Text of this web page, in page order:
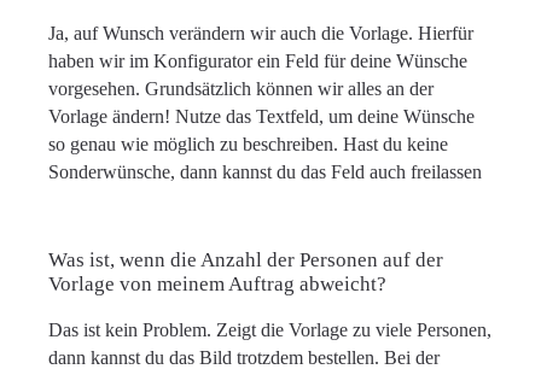
Ja, auf Wunsch verändern wir auch die Vorlage. Hierfür
haben wir im Konfigurator ein Feld für deine Wünsche
vorgesehen. Grundsätzlich können wir alles an der
Vorlage ändern! Nutze das Textfeld, um deine Wünsche
so genau wie möglich zu beschreiben. Hast du keine
Sonderwünsche, dann kannst du das Feld auch freilassen
Was ist, wenn die Anzahl der Personen auf der
Vorlage von meinem Auftrag abweicht?
Das ist kein Problem. Zeigt die Vorlage zu viele Personen,
dann kannst du das Bild trotzdem bestellen. Bei der